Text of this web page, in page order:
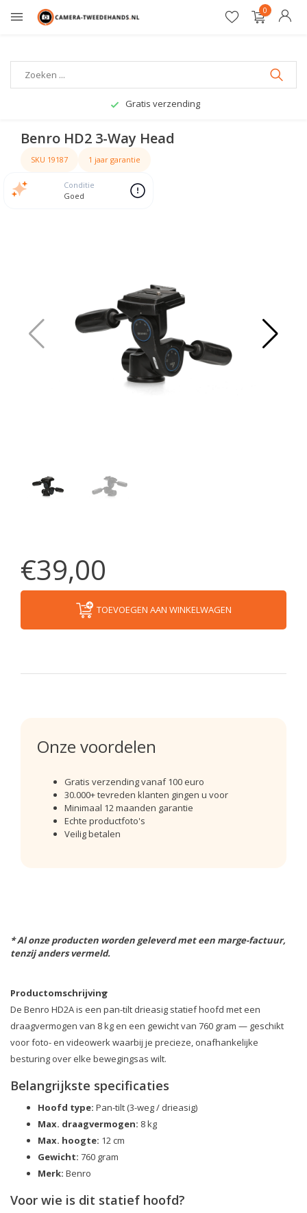
0
Gratis verzending
Benro HD2 3-Way Head
SKU 19187 1 jaar garantie
Conditie
Goed
€39,00
TOEVOEGEN AAN WINKELWAGEN
Onze voordelen
Gratis verzending vanaf 100 euro
30.000+ tevreden klanten gingen u voor
Minimaal 12 maanden garantie
Echte productfoto's
Veilig betalen
* Al onze producten worden geleverd met een marge-factuur,
tenzij anders vermeld.
Productomschrijving
De Benro HD2A is een pan-tilt drieasig statief hoofd met een
draagvermogen van 8 kg en een gewicht van 760 gram — geschikt
voor foto- en videowerk waarbij je precieze, onafhankelijke
besturing over elke bewegingsas wilt.
Belangrijkste specificaties
Hoofd type: Pan-tilt (3-weg / drieasig)
Max. draagvermogen: 8 kg
Max. hoogte: 12 cm
Gewicht: 760 gram
Merk: Benro
Voor wie is dit statief hoofd?